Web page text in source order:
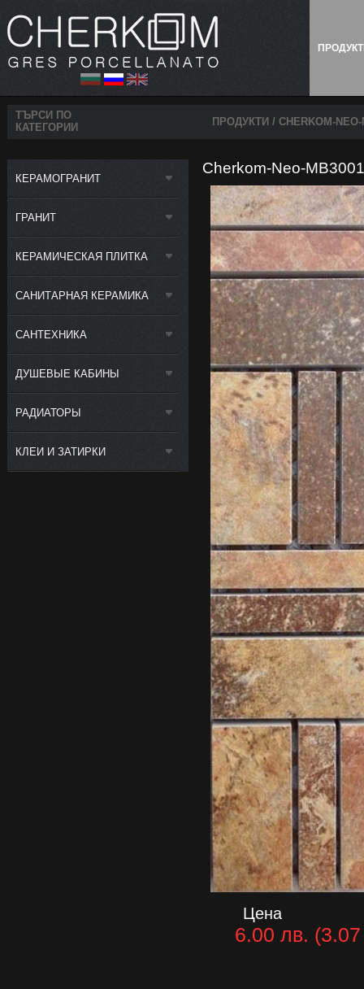
ТЪРСИ ПО
КАТЕГОРИИ
ПРОДУКТИ / CHERKOM-
КЕРАМОГРАНИТ
ГРАНИТ
КЕРАМИЧЕСКАЯ ПЛИТКА
САНИТАРНАЯ КЕРАМИКА
САНТЕХНИКА
ДУШЕВЫЕ КАБИНЫ
РАДИАТОРЫ
КЛЕИ И ЗАТИРКИ
Cherkom-Neo-
Цена
6.00 лв.